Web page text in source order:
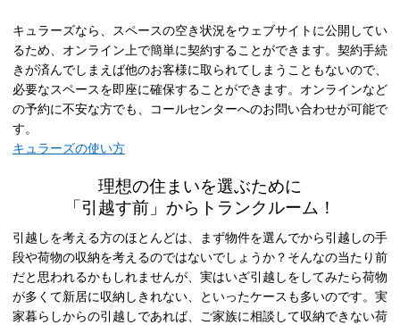
キュラーズなら、スペースの空き状況をウェブサイトに公開してい
るため、オンライン上で簡単に契約することができます。契約手続
きが済んでしまえば他のお客様に取られてしまうこともないので、
必要なスペースを即座に確保することができます。オンラインなど
の予約に不安な方でも、コールセンターへのお問い合わせが可能で
す。
キュラーズの使い方
理想の住まいを選ぶために
「引越す前」からトランクルーム！
引越しを考える方のほとんどは、まず物件を選んでから引越しの手
段や荷物の収納を考えるのではないでしょうか？そんなの当たり前
だと思われるかもしれませんが、実はいざ引越しをしてみたら荷物
が多くて新居に収納しきれない、といったケースも多いのです。実
家暮らしからの引越しであれば、ご家族に相談して収納できない荷